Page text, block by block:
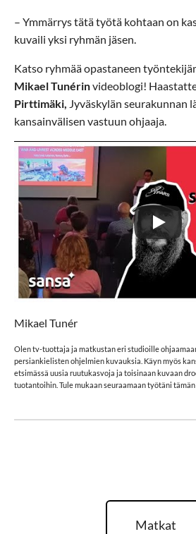
– Ymmärrys tätä työtä kohtaan on
kuvaili yksi ryhmän jäsen.
Katso ryhmää opastaneen
Mikael Tunérinvideoblogi!
Pirttimäki, Jyväskylän seurakunnan
kansainvälisen vastuun ohjaaja.
Mikael Tunér
Olen tv-tuottaja ja matkustan eri studioille
persiankielisten ohjelmien kuvauksia. Käyn myös
etsimässä uusia ruutukasvoja ja toisinaan kuvaan
tuotantoihin. Tule mukaan seuraamaan työtäni
Matkat